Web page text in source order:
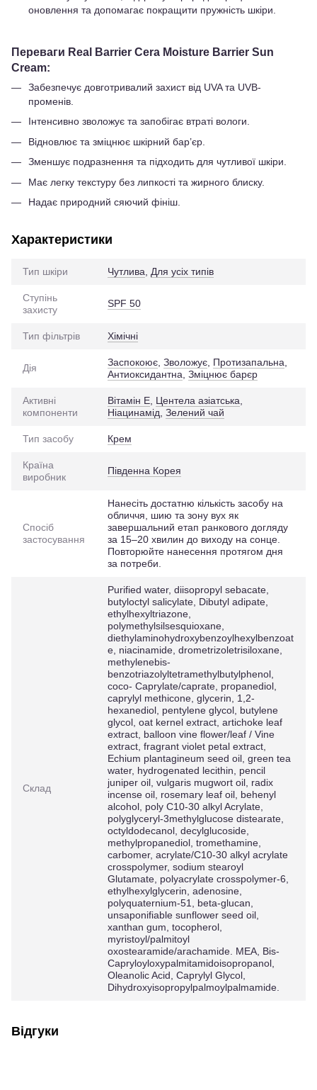
оновлення та допомагає покращити пружність шкіри.
Переваги Real Barrier Cera Moisture Barrier Sun
Cream:
Забезпечує довготривалий захист від UVA та UVB-
променів.
Інтенсивно зволожує та запобігає втраті вологи.
Відновлює та зміцнює шкірний бар’єр.
Зменшує подразнення та підходить для чутливої шкіри.
Має легку текстуру без липкості та жирного блиску.
Надає природний сяючий фініш.
Характеристики
Тип шкіри Чутлива Для усіх типів
Ступінь
захисту
SPF 50
Тип фільтрів Хімічні
Дія Заспокоює Зволожує Протизапальна
Антиоксидантна Зміцнює барєр
Активні
компоненти
Вітамін Е Центела азіатська
Ніацинамід Зелений чай
Тип засобу Крем
Країна
виробник
Південна Корея
Спосіб
застосування
Нанесіть достатню кількість засобу на
обличчя, шию та зону вух як
завершальний етап ранкового догляду
за 15–20 хвилин до виходу на сонце.
Повторюйте нанесення протягом дня
за потреби.
Склад
Purified water, diisopropyl sebacate,
butyloctyl salicylate, Dibutyl adipate,
ethylhexyltriazone,
polymethylsilsesquioxane,
diethylaminohydroxybenzoylhexylbenzoat
e, niacinamide, drometrizoletrisiloxane,
methylenebis-
benzotriazolyltetramethylbutylphenol,
coco- Caprylate/caprate, propanediol,
caprylyl methicone, glycerin, 1,2-
hexanediol, pentylene glycol, butylene
glycol, oat kernel extract, artichoke leaf
extract, balloon vine flower/leaf / Vine
extract, fragrant violet petal extract,
Echium plantagineum seed oil, green tea
water, hydrogenated lecithin, pencil
juniper oil, vulgaris mugwort oil, radix
incense oil, rosemary leaf oil, behenyl
alcohol, poly C10-30 alkyl Acrylate,
polyglyceryl-3methylglucose distearate,
octyldodecanol, decylglucoside,
methylpropanediol, tromethamine,
carbomer, acrylate/C10-30 alkyl acrylate
crosspolymer, sodium stearoyl
Glutamate, polyacrylate crosspolymer-6,
ethylhexylglycerin, adenosine,
polyquaternium-51, beta-glucan,
unsaponifiable sunflower seed oil,
xanthan gum, tocopherol,
myristoyl/palmitoyl
oxostearamide/arachamide. MEA, Bis-
Capryloyloxypalmitamidoisopropanol,
Oleanolic Acid, Caprylyl Glycol,
Dihydroxyisopropylpalmoylpalmamide.
Відгуки